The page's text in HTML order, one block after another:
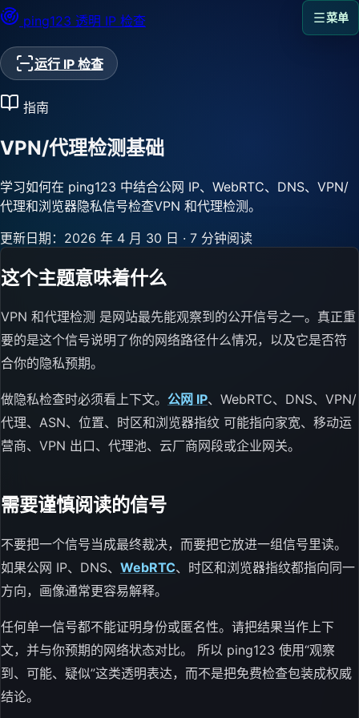
ping123 透明 IP 检查
运行 IP 检查
菜单
指南
VPN/代理检测基础
学习如何在 ping123 中结合公网 IP、WebRTC、DNS、VPN/
代理和浏览器隐私信号检查VPN 和代理检测。
更新日期：2026 年 4 月 30 日 · 7 分钟阅读
这个主题意味着什么
VPN 和代理检测 是网站最先能观察到的公开信号之一。真正重
要的是这个信号说明了你的网络路径什么情况，以及它是否符
合你的隐私预期。
做隐私检查时必须看上下文。 公网 IP、WebRTC、DNS、VPN/
代理、ASN、位置、时区和浏览器指纹 可能指向家宽、移动运
营商、VPN 出口、代理池、云厂商网段或企业网关。
需要谨慎阅读的信号
不要把一个信号当成最终裁决，而要把它放进一组信号里读。
如果公网 IP、DNS、 WebRTC、时区和浏览器指纹都指向同一
方向，画像通常更容易解释。
任何单一信号都不能证明身份或匿名性。请把结果当作上下
文，并与你预期的网络状态对比。 所以 ping123 使用“观察
到、可能、疑似”这类透明表达，而不是把免费检查包装成权威
结论。